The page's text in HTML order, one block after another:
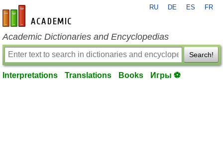
en-academic.com
RU DE ES FR
Academic Dictionaries and Encyclopedias
Search!
Interpretations Translations Books Игры ⚽